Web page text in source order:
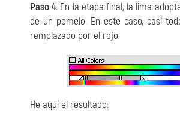
Paso 4. En la etapa final, la lima
de un pomelo. En este caso, casi
remplazado por el rojo:
He aquí el resultado: